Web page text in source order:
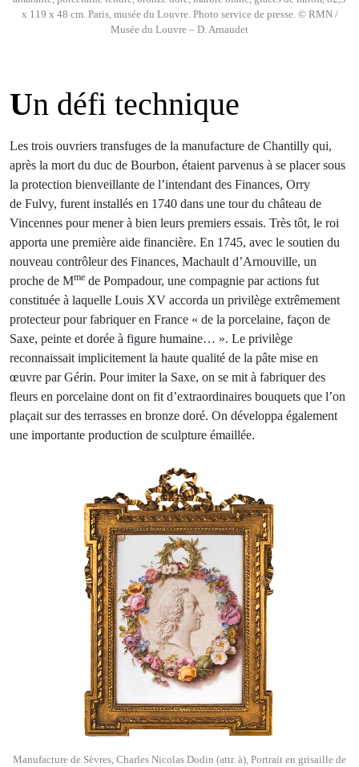
x 119 x 48 cm. Paris, musée du Louvre. Photo service de presse. © RMN /
Musée du Louvre – D. Arnaudet
Un défi technique
Les trois ouvriers transfuges de la manufacture de Chantilly qui,
après la mort du duc de Bourbon, étaient parvenus à se placer sous
la protection bienveillante de l’intendant des Finances, Orry
de Fulvy, furent installés en 1740 dans une tour du château de
Vincennes pour mener à bien leurs premiers essais. Très tôt, le roi
apporta une première aide financière. En 1745, avec le soutien du
nouveau contrôleur des Finances, Machault d’Arnouville, un
proche de Mme de Pompadour, une compagnie par actions fut
constituée à laquelle Louis XV accorda un privilège extrêmement
protecteur pour fabriquer en France « de la porcelaine, façon de
Saxe, peinte et dorée à figure humaine… ». Le privilège
reconnaissait implicitement la haute qualité de la pâte mise en
œuvre par Gérin. Pour imiter la Saxe, on se mit à fabriquer des
fleurs en porcelaine dont on fit d’extraordinaires bouquets que l’on
plaçait sur des terrasses en bronze doré. On développa également
une importante production de sculpture émaillée.
Manufacture de Sèvres, Charles Nicolas Dodin (attr. à), Portrait en grisaille de